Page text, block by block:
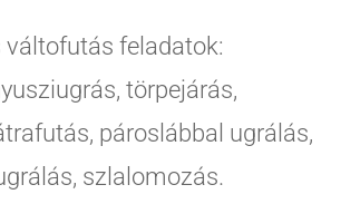
váltofutás feladatok:
törpejárás,
pároslábbal ugrálás,
szlalomozás.